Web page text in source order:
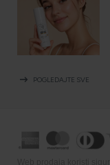
arrow_right_alt POGLEDAJTE SVE